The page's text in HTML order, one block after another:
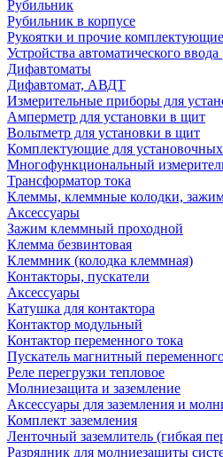
Рубильник
Рубильник в корпусе
Рукоятки и прочие комплектующие
Устройства автоматического
Дифавтоматы
Дифавтомат, АВДТ
Измерительные приборы для
Амперметр для установки в щит
Вольтметр для установки в щит
Комплектующие для
Многофункциональный
Трансформатор тока
Клеммы, клеммные колодки,
Аксессуары
Зажим клеммный проходной
Клемма безвинтовая
Клеммник (колодка клеммная)
Контакторы, пускатели
Аксессуары
Катушка для контактора
Контактор модульный
Контактор переменного тока
Пускатель магнитный
Реле перегрузки тепловое
Молниезащита и заземление
Аксессуары для заземления и
Комплект заземления
Ленточный заземлитель (гибкая
Разрядник для молниезащиты